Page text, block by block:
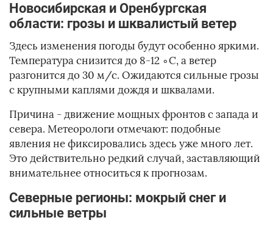
Новосибирская и Оренбургская
области: грозы и шквалистый ветер
Здесь изменения погоды будут особенно яркими.
Температура снизится до 8-12 ∘C, а ветер
разгонится до 30 м/с. Ожидаются сильные грозы
с крупными каплями дождя и шквалами.
Причина - движение мощных фронтов с запада и
севера. Метеорологи отмечают: подобные
явления не фиксировались здесь уже много лет.
Это действительно редкий случай, заставляющий
внимательнее относиться к прогнозам.
Северные регионы: мокрый снег и
сильные ветры